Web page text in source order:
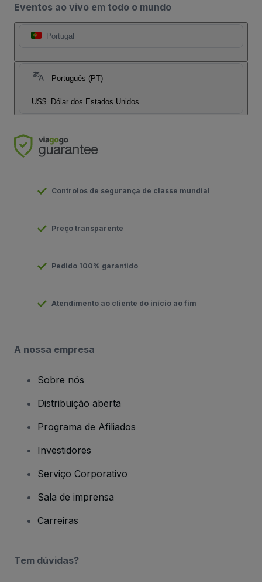
Eventos ao vivo em todo o mundo
Portugal
Português (PT)
US$ Dólar dos Estados Unidos
Controlos de segurança de classe mundial
Preço transparente
Pedido 100% garantido
Atendimento ao cliente do início ao fim
A nossa empresa
Sobre nós
Distribuição aberta
Programa de Afiliados
Investidores
Serviço Corporativo
Sala de imprensa
Carreiras
Tem dúvidas?